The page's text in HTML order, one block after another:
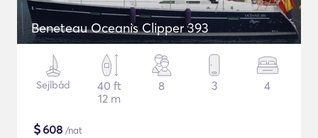
Beneteau Oceanis Clipper 393
Sejlbåd
40 ft
12 m
8 3 4
$608 /nat